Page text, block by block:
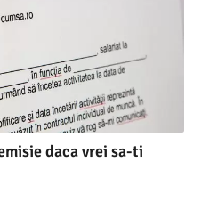
daca vrei sa-ti